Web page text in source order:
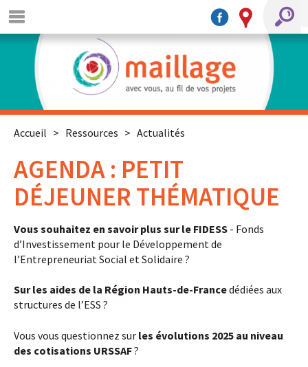
Accueil > Ressources > Actualités
AGENDA : PETIT
DÉJEUNER THÉMATIQUE
Vous souhaitez en savoir plus sur le FIDESS - Fonds
d’Investissement pour le Développement de
l’Entrepreneuriat Social et Solidaire ?
Sur les aides de la Région Hauts-de-Francedédiées aux
structures de l’ESS ?
Vous vous questionnez sur les évolutions 2025 au niveau
des cotisations URSSAF?